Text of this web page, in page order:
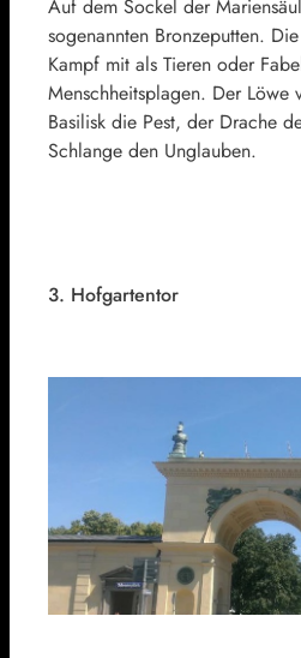
Auf dem Sockel der
sogenannten Bronzeputten.
Kampf mit als Tieren oder
Menschheitsplagen. Der
Basilisk die Pest, der Drache
Schlange den Unglauben.
3. Hofgartentor